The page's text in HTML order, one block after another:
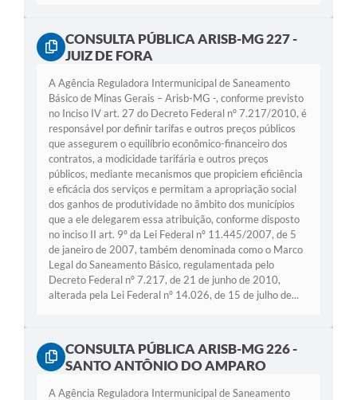
CONSULTA PÚBLICA ARISB-MG 227 -
JUIZ DE FORA
A Agência Reguladora Intermunicipal de Saneamento
Básico de Minas Gerais – Arisb-MG -, conforme previsto
no Inciso IV art. 27 do Decreto Federal nº 7.217/2010, é
responsável por definir tarifas e outros preços públicos
que assegurem o equilíbrio econômico-financeiro dos
contratos, a modicidade tarifária e outros preços
públicos, mediante mecanismos que propiciem eficiência
e eficácia dos serviços e permitam a apropriação social
dos ganhos de produtividade no âmbito dos municípios
que a ele delegarem essa atribuição, conforme disposto
no inciso II art. 9º da Lei Federal nº 11.445/2007, de 5
de janeiro de 2007, também denominada como o Marco
Legal do Saneamento Básico, regulamentada pelo
Decreto Federal nº 7.217, de 21 de junho de 2010,
alterada pela Lei Federal nº 14.026, de 15 de julho de...
CONSULTA PÚBLICA ARISB-MG 226 -
SANTO ANTÔNIO DO AMPARO
A Agência Reguladora Intermunicipal de Saneamento